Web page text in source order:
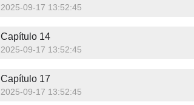
2025-09-17 13:52:45
Capítulo 14
2025-09-17 13:52:45
Capítulo 17
2025-09-17 13:52:45